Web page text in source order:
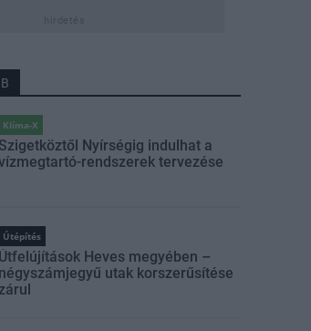
Klíma-X
Szigetköztől Nyírségig indulhat a
rendszerek tervezése
Útépítés
Útfelújítások Heves megyében –
négyszámjegyű utak korszerűsítése
zárul